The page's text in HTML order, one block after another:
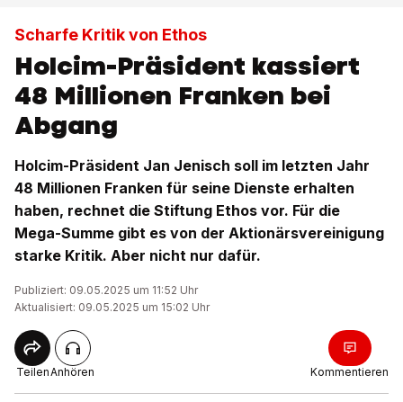
Scharfe Kritik von Ethos
Holcim-Präsident kassiert
48 Millionen Franken bei
Abgang
Holcim-Präsident Jan Jenisch soll im letzten Jahr
48 Millionen Franken für seine Dienste erhalten
haben, rechnet die Stiftung Ethos vor. Für die
Mega-Summe gibt es von der Aktionärsvereinigung
starke Kritik. Aber nicht nur dafür.
Publiziert: 09.05.2025 um 11:52 Uhr
Aktualisiert: 09.05.2025 um 15:02 Uhr
TeilenAnhören Kommentieren